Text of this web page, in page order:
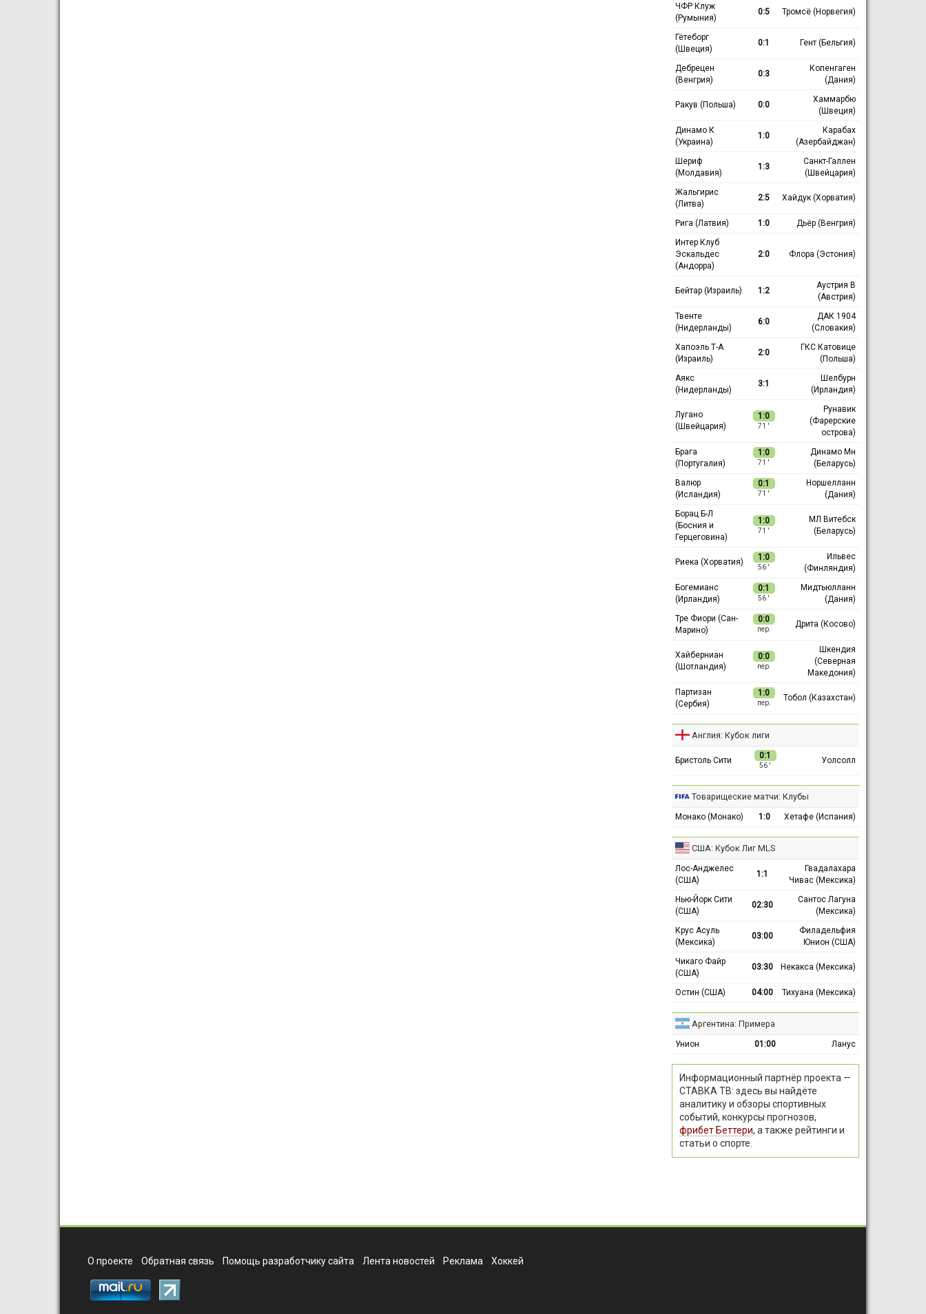
ЧФР Клуж
(Румыния)
0:5 Тромсё (Норвегия)
Гётеборг
(Швеция)
0:1 Гент (Бельгия)
Дебрецен
(Венгрия)
0:3
Копенгаген
(Дания)
Ракув (Польша) 0:0
Хаммарбю
(Швеция)
Динамо К
(Украина)
1:0
Карабах
(Азербайджан)
Шериф
(Молдавия)
1:3
Санкт-Галлен
(Швейцария)
Жальгирис
(Литва)
2:5 Хайдук (Хорватия)
Рига (Латвия) 1:0
Дьёр (Венгрия)
Интер Клуб
Эскальдес
(Андорра)
2:0 Флора (Эстония)
Бейтар (Израиль) 1:2
Аустрия В
(Австрия)
Твенте
(Нидерланды)
6:0
ДАК 1904
(Словакия)
Хапоэль Т-А
(Израиль)
2:0
ГКС Катовице
(Польша)
Аякс
(Нидерланды)
3:1
Шелбурн
(Ирландия)
Лугано
(Швейцария)
1:0
71 ′
Рунавик
(Фарерские
острова)
Брага
(Португалия)
1:0
71 ′
Динамо Мн
(Беларусь)
Валюр
(Исландия)
0:1
71 ′
Норшелланн
(Дания)
Борац Б-Л
(Босния и
Герцеговина)
1:0
71 ′
МЛ Витебск
(Беларусь)
Риека (Хорватия) 1:0
56 ′
Ильвес
(Финляндия)
Богемианс
(Ирландия)
0:1
56 ′
Мидтьюлланн
(Дания)
Тре Фиори (Сан-
Марино)
0:0
пер.
Дрита (Косово)
Хайберниан
(Шотландия)
0:0
пер.
Шкендия
(Северная
Македония)
Партизан
(Сербия)
1:0
пер.
Тобол (Казахстан)
Англия: Кубок лиги
Бристоль Сити 0:1
56 ′
Уолсолл
Товарищеские матчи: Клубы
Монако (Монако) 1:0 Хетафе (Испания)
США: Кубок Лиг MLS
Лос-Анджелес
(США)
1:1
Гвадалахара
Чивас (Мексика)
Нью-Йорк Сити
(США)
02:30
Сантос Лагуна
(Мексика)
Крус Асуль
(Мексика)
03:00
Филадельфия
Юнион (США)
Чикаго Файр
(США)
03:30 Некакса (Мексика)
Остин (США) 04:00 Тихуана (Мексика)
Аргентина: Примера
Унион 01:00 Ланус
Информационный партнёр проекта —
СТАВКА ТВ: здесь вы найдёте
аналитику и обзоры спортивных
событий, конкурсы прогнозов,
фрибет Беттери, а также рейтинги и
статьи о спорте.
О проекте Обратная связь Помощь разработчику сайта Лента новостей Реклама Хоккей